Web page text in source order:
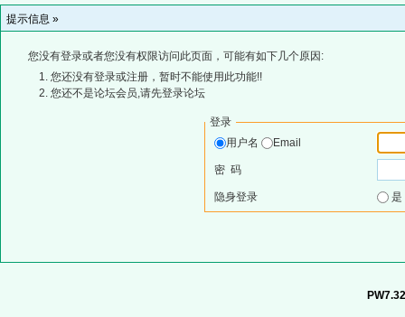
提示信息 »
您没有登录或者您没有权限访问此页面，可能有如下几个原因:
您还没有登录或注册，暂时不能使用此功能!!
您还不是论坛会员,请先登录论坛
登录
用户名
Email
密 码
隐身登录